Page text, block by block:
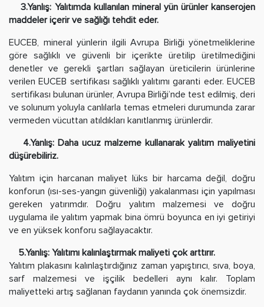
3.Yanlış: Yalıtımda kullanılan mineral yün ürünler kanserojen
maddeler içerir ve sağlığı tehdit eder.
EUCEB, mineral yünlerin ilgili Avrupa Birliği yönetmeliklerine
göre sağlıklı ve güvenli bir içerikte üretilip üretilmediğini
denetler ve gerekli şartları sağlayan üreticilerin ürünlerine
verilen EUCEB sertifikası sağlıklı yalıtımı garanti eder. EUCEB
sertifikası bulunan ürünler, Avrupa Birliği’nde test edilmiş, deri
ve solunum yoluyla canlılarla temas etmeleri durumunda zarar
vermeden vücuttan atıldıkları kanıtlanmış ürünlerdir.
4.Yanlış: Daha ucuz malzeme kullanarak yalıtım maliyetini
düşürebiliriz.
Yalıtım için harcanan maliyet lüks bir harcama değil, doğru
konforun (ısı-ses-yangın güvenliği) yakalanması için yapılması
gereken yatırımdır. Doğru yalıtım malzemesi ve doğru
uygulama ile yalıtım yapmak bina ömrü boyunca en iyi getiriyi
ve en yüksek konforu sağlayacaktır.
5.Yanlış: Yalıtımı kalınlaştırmak maliyeti çok arttırır.
Yalıtım plakasını kalınlaştırdığınız zaman yapıştırıcı, sıva, boya,
sarf malzemesi ve işçilik bedelleri aynı kalır. Toplam
maliyetteki artış sağlanan faydanın yanında çok önemsizdir.